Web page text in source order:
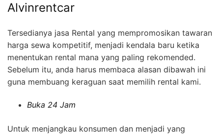
Alvinrentcar
Tersedianya jasa Rental yang mempromosikan tawaran
harga sewa kompetitif, menjadi kendala baru ketika
menentukan rental mana yang paling rekomended.
Sebelum itu, anda harus membaca alasan dibawah ini
guna membuang keraguan saat memilih rental kami.
Buka 24 Jam
Untuk menjangkau konsumen dan menjadi yang